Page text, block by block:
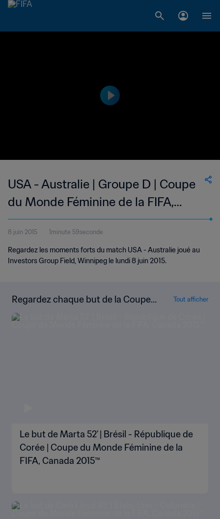
USA - Australie | Groupe D | Coupe
du Monde Féminine de la FIFA,
Canada 2015™ | Résumé vidéo
8 juin 2015 1minute 59seconde
Regardez les moments forts du match USA - Australie joué au
Investors Group Field, Winnipeg le lundi 8 juin 2015.
Regardez chaque but de la Coupe
du Monde Féminine de la FIFA, Can
ada 2015™
Tout afficher
Le but de Marta 52' | Brésil - République de
Corée | Coupe du Monde Féminine de la
FIFA, Canada 2015™